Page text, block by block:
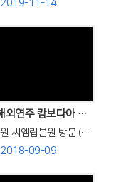
2019-11-14
제13회 해외연주 캄보다아 연주 여행.
헤브론 병원 씨엠립분원 방문.(이수엽 선교사 시무).참빛교회 연주.
2018-09-09